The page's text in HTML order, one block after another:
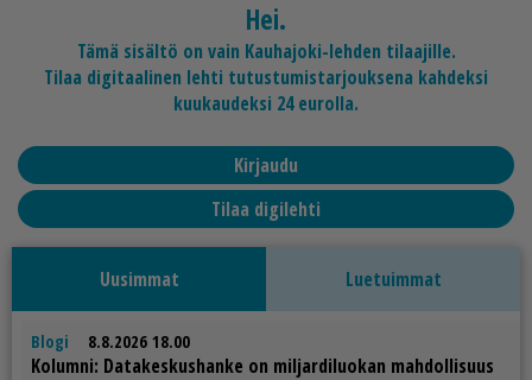
Hei.
Tämä sisältö on vain Kauhajoki-lehden tilaajille.
Tilaa digitaalinen lehti tutustumistarjouksena kahdeksi
kuukaudeksi 24 eurolla.
Kirjaudu
Tilaa digilehti
Uusimmat Luetuimmat
Blogi 8.8.2026 18.00
Ko­lum­ni: Da­ta­kes­kus­han­ke on mil­jar­di­luo­kan mah­dol­li­suus